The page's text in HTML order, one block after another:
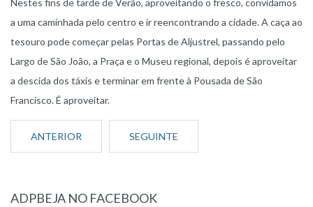
Nestes fins de tarde de Verão, aproveitando o fresco, convidamos
a uma caminhada pelo centro e ir reencontrando a cidade. A caça ao
tesouro pode começar pelas Portas de Aljustrel, passando pelo
Largo de São João, a Praça e o Museu regional, depois é aproveitar
a descida dos táxis e terminar em frente à Pousada de São
Francisco. É aproveitar.
ANTERIOR SEGUINTE
ADPBEJA NO FACEBOOK